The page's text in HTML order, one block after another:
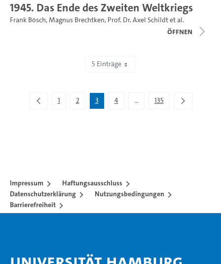
1945. Das Ende des Zweiten Weltkriegs
Frank Bösch,Magnus Brechtken, Prof. Dr. Axel Schildtet al.
Öffnen
5 Einträge
1 2 3 4 ...
Zwischenseiten Navigieren
135
Impressum
Haftungsausschluss
Datenschutzerklärung
Nutzungsbedingungen
Barrierefreiheit